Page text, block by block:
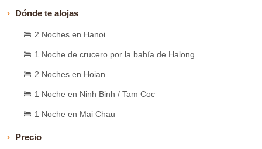
Dónde te alojas
2 Noches en Hanoi
1 Noche de crucero por la bahía de Halong
2 Noches en Hoian
1 Noche en Ninh Binh / Tam Coc
1 Noche en Mai Chau
Precio